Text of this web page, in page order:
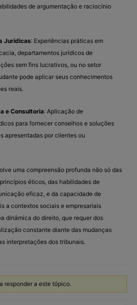
de argumentação e raciocínio
Jurídicas: Experiências práticas em
departamentos jurídicos de
sem fins lucrativos, ou no setor
pode aplicar seus conhecimentos
reais.
e Consultoria: Aplicação de
para fornecer conselhos e soluções
apresentadas por clientes ou
uma compreensão profunda não só das
éticos, das habilidades de
eficaz, e da capacidade de
a contextos sociais e empresariais
dinâmica do direito, que requer dos
constante diante das mudanças
interpretações dos tribunais.
responder a este tópico.